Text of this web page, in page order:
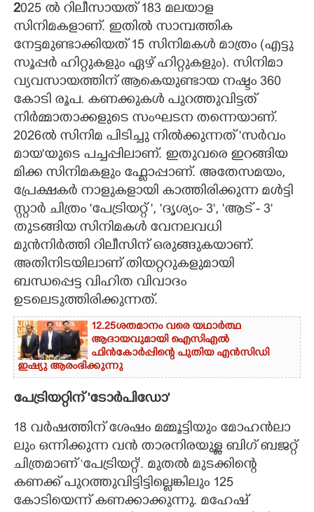
CARTOONS
LITERATURE
ZOOM
CONTACT US
2025 ൽ റിലീസായത് 183 മലയാള
സിനിമകളാണ്. ഇതിൽ സാമ്പത്തിക
നേട്ടമുണ്ടാക്കിയത് 15 സിനിമകൾ മാത്രം (എട്ടു
സൂപ്പർ ഹിറ്റുകളും ഏഴ് ഹിറ്റുകളും). സിനിമാ
വ്യവസായത്തിന് ആകെയുണ്ടായ നഷ്ടം 360
കോടി രൂപ. കണക്കുകൾ പുറത്തുവിട്ടത്
നിർമ്മാതാക്കളുടെ സംഘടന തന്നെയാണ്.
2026ൽ സിനിമ പിടിച്ചു നിൽക്കുന്നത് 'സർവം
മായ"യുടെ പച്ചപ്പിലാണ്. ഇതുവരെ ഇറങ്ങിയ
മിക്ക സിനിമകളും ഫ്ലോപ്പാണ്. അതേസമയം,
പ്രേക്ഷകർ നാളുകളായി കാത്തിരിക്കുന്ന മൾട്ടി
സ്റ്റാർ ചിത്രം 'പേട്രിയറ്റ് ", 'ദൃശ്യം- 3", 'ആട് - 3"
തുടങ്ങിയ സിനിമകൾ വേനലവധി
മുൻനിർത്തി റിലീസിന് ഒരുങ്ങുകയാണ്.
അതിനിടയിലാണ് തിയറ്ററുകളുമായി
ബന്ധപ്പെട്ട വിഹിത വിവാദം
ഉടലെടുത്തിരിക്കുന്നത്.
12.25ശതമാനം വരെ യഥാർത്ഥ
ആദായവുമായി ഐസിഎൽ
ഫിൻകോർപ്പിന്റെ പുതിയ എൻസിഡി
ഇഷ്യു ആരംഭിക്കുന്നു
പേട്രിയറ്റിന് 'ടോർപിഡോ"
18 വ​ർ​ഷ​ത്തി​ന് ശേ​ഷം മ​മ്മൂ​ട്ടി​യും മോ​ഹ​ൻ​ലാ​
ലും ഒ​ന്നി​ക്കു​ന്ന വ​ൻ താ​ര​നി​ര​യു​ള്ള ബി​ഗ് ബ​ജ​റ്റ്
ചി​ത്രമാണ് ‘പേ​ട്രി​യ​റ്റ്’​. മുതൽ മുടക്കിന്റെ
കണക്ക് പുറത്തുവിട്ടിട്ടില്ലെങ്കിലും 125
കോടിയെന്ന് കണക്കാക്കുന്നു. മഹേഷ്